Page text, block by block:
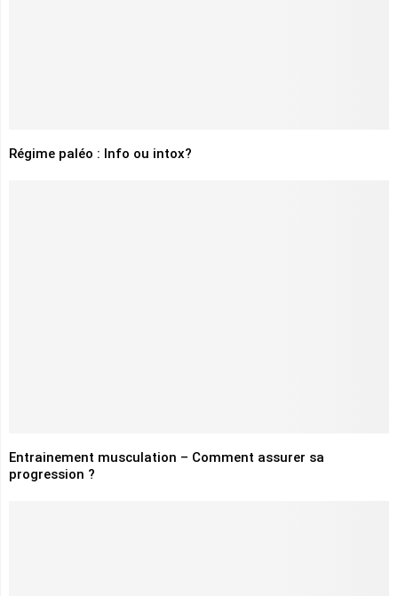
Régime paléo : Info ou intox?
Entrainement musculation – Comment assurer sa
progression ?